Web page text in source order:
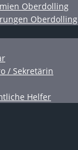
Oberdolling
Oberdolling
/ Sekretärin
Helfer